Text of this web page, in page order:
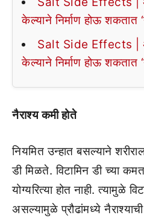
केल्याने निर्माण होऊ शकतात
Salt Side Effects |
केल्याने निर्माण होऊ शकतात
नैराश्य कमी होते
नियमित उन्हात बसल्याने
डी मिळते. विटामिन डी च्या
योग्यरित्या होत नाही. त्यामुळे
असल्यामुळे प्रौढांमध्ये